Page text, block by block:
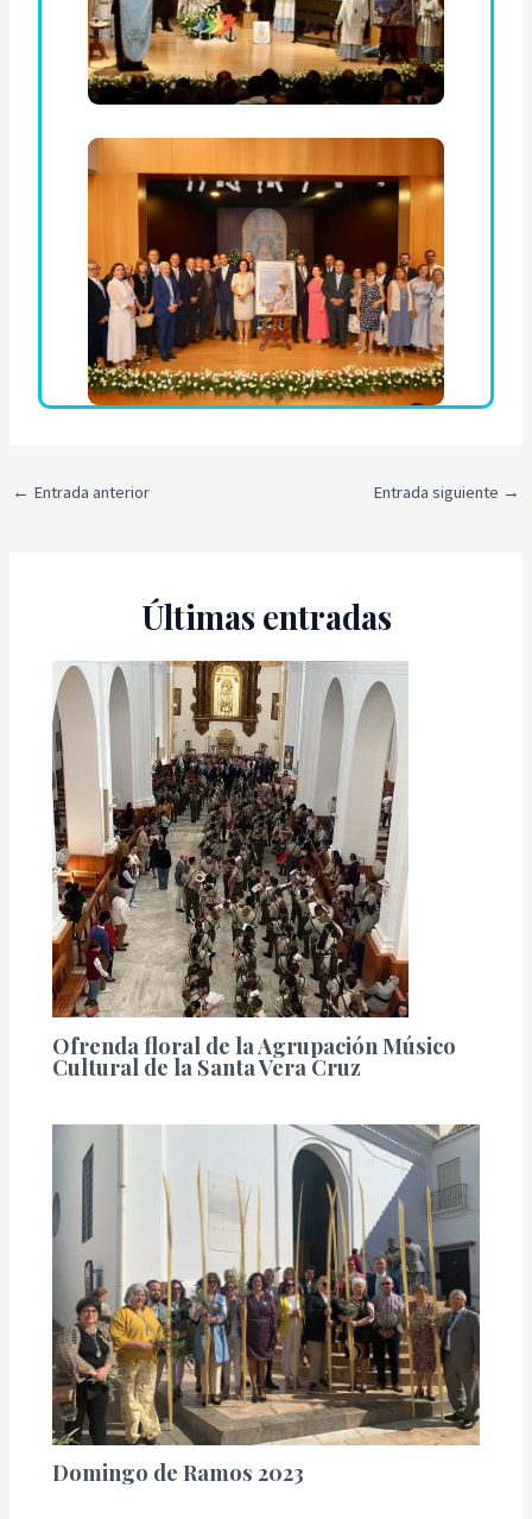
← Entrada anterior Entrada siguiente →
Últimas entradas
Ofrenda floral de la Agrupación Músico
Cultural de la Santa Vera Cruz
Domingo de Ramos 2023